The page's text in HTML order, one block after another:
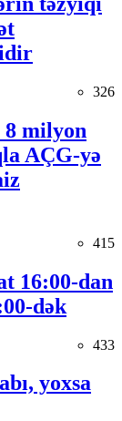
326
8 milyon
AÇG-yə
415
16:00-dan
dək
433
yoxsa